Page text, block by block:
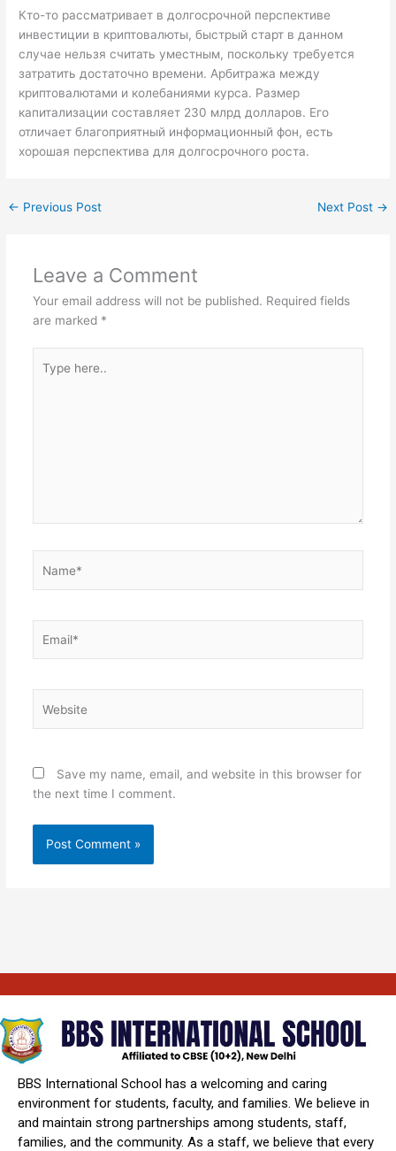
Кто-то рассматривает в долгосрочной перспективе
инвестиции в криптовалюты, быстрый старт в данном
случае нельзя считать уместным, поскольку требуется
затратить достаточно времени. Арбитража между
криптовалютами и колебаниями курса. Размер
капитализации составляет 230 млрд долларов. Его
отличает благоприятный информационный фон, есть
хорошая перспектива для долгосрочного роста.
← Previous Post Next Post →
Leave a Comment
Your email address will not be published. Required fields
are marked *
here..
Save my name, email, and website in this browser for
the next time I comment.
BBS International School has a welcoming and caring
environment for students, faculty, and families. We believe in
and maintain strong partnerships among students, staff,
families, and the community. As a staff, we believe that every